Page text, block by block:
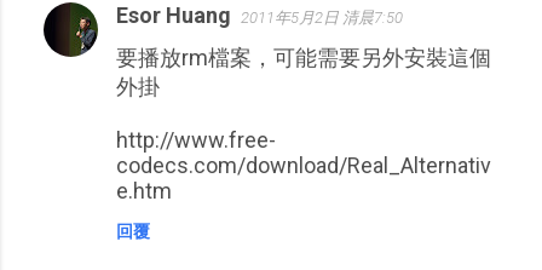
Esor Huang 2011年5月2日 清晨7:50
要播放rm檔案，可能需要另外安裝這個
外掛
http://www.free-
codecs.com/download/Real_Alternativ
e.htm
回覆